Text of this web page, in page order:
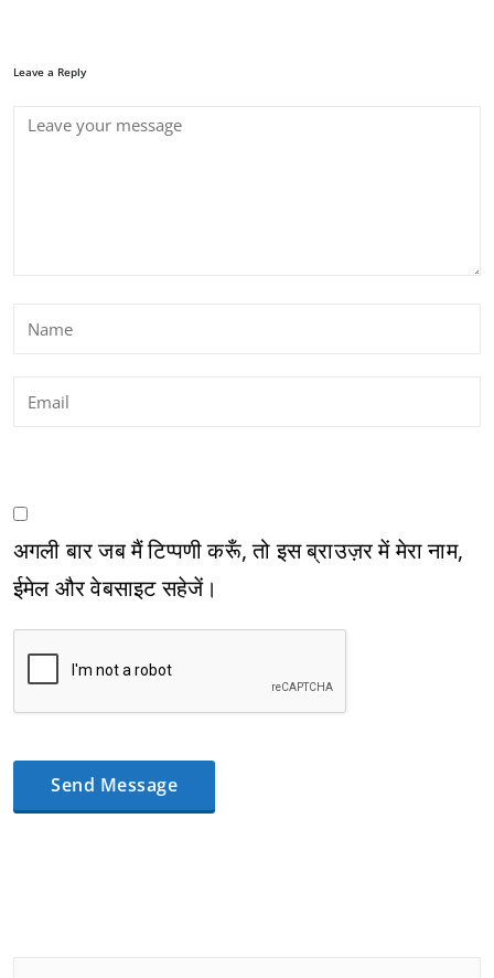
Leave a Reply
अगली बार जब मैं टिप्पणी करूँ, तो इस ब्राउज़र में मेरा नाम,
ईमेल और वेबसाइट सहेजें।